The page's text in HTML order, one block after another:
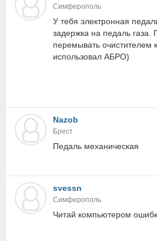
Симферополь
У тебя электронная
задержка на педаль газа.
перемывать очистителем
использовал АБРО)
Nazob
Брест
Педаль механическая
svessn
Симферополь
Читай компьютером